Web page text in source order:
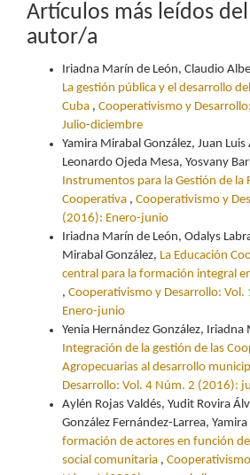
Artículos más leídos
autor/a
Iriadna Marín de León, Claudio
La gestión pública y el desarrollo
Cuba , Cooperativismo y
Julio-diciembre
Yamira Mirabal González, Juan
Leonardo Ojeda Mesa, Yosvany
Instrumentos para la Gestión de la
Cooperativa , Cooperativismo y
(2016): Enero-junio
Iriadna Marín de León, Odalys
Mirabal González, La Educación
central para la formación integral
, Cooperativismo y Desarrollo:
Enero-junio
Yenia Hernández González, Iriadna
Integración de la gestión de las
Agropecuarias al desarrollo
Desarrollo: Vol. 4 Núm. 2 (2016):
Aylén Rojas Valdés, Yudit Rovira
González Fernández-Larrea,
formación de actores en función
social comunitaria ,